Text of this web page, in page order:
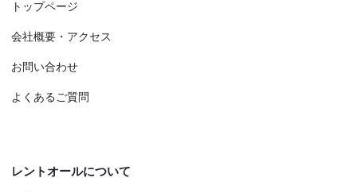
トップページ
会社概要・アクセス
お問い合わせ
よくあるご質問
レントオールについて